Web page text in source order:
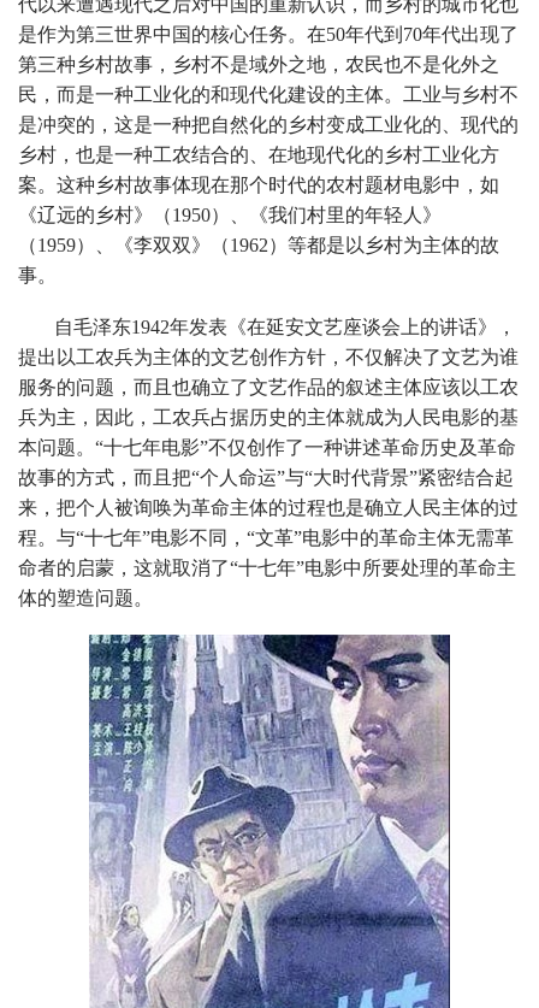
是作为第三世界中国的核心任务。在50年代到70年代出现了
第三种乡村故事，乡村不是域外之地，农民也不是化外之
民，而是一种工业化的和现代化建设的主体。工业与乡村不
是冲突的，这是一种把自然化的乡村变成工业化的、现代的
乡村，也是一种工农结合的、在地现代化的乡村工业化方
案。这种乡村故事体现在那个时代的农村题材电影中，如
《辽远的乡村》（1950）、《我们村里的年轻人》
（1959）、《李双双》（1962）等都是以乡村为主体的故
事。
自毛泽东1942年发表《在延安文艺座谈会上的讲话》，
提出以工农兵为主体的文艺创作方针，不仅解决了文艺为谁
服务的问题，而且也确立了文艺作品的叙述主体应该以工农
兵为主，因此，工农兵占据历史的主体就成为人民电影的基
本问题。“十七年电影”不仅创作了一种讲述革命历史及革命
故事的方式，而且把“个人命运”与“大时代背景”紧密结合起
来，把个人被询唤为革命主体的过程也是确立人民主体的过
程。与“十七年”电影不同，“文革”电影中的革命主体无需革
命者的启蒙，这就取消了“十七年”电影中所要处理的革命主
体的塑造问题。